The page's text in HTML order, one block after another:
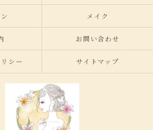
メイク
お問い合わせ
シー サイトマップ